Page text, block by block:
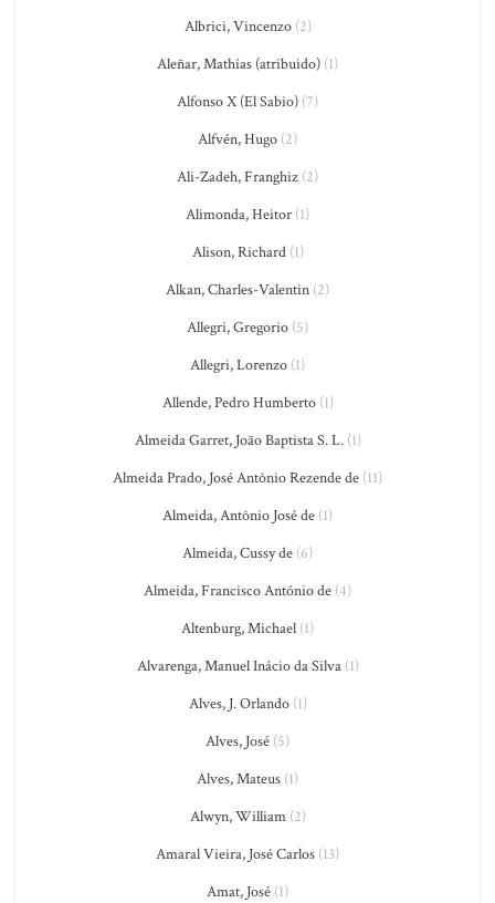
Albrici, Vincenzo(2)
Aleñar, Mathías (atribuido) (1)
Alfonso X (El Sabio) (7)
Alfvén, Hugo (2)
Ali-Zadeh, Franghiz (2)
Alimonda, Heitor (1)
Alison, Richard(1)
Alkan, Charles-Valentin (2)
Allegri, Gregorio (5)
Allegri, Lorenzo (1)
Allende, Pedro Humberto(1)
Almeida Garret, João Baptista S. L.(1)
Almeida Prado, José Antônio Rezende de (11)
Almeida, Antônio José de (1)
Almeida, Cussy de (6)
Almeida, Francisco António de (4)
Altenburg, Michael (1)
Alvarenga, Manuel Inácio da Silva(1)
Alves, J. Orlando(1)
Alves, José (5)
Alves, Mateus (1)
Alwyn, William(2)
Amaral Vieira, José Carlos (13)
Amat, José (1)